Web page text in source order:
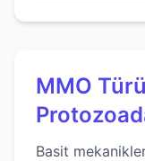
MMO
Basit